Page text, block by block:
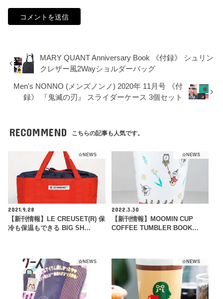
MARY QUANT Anniversary Book 《付録》 シュリン
クレザー風2Wayショルダーバッグ
Men's NONNO (メンズノンノ) 2020年 11月号 《付
録》 『鬼滅の刃』 スライダーケース 3個セット
RECOMMEND こちらの記事も人気です。
☆NEWS
2021.9.28
【新刊情報】LE CREUSET(R) 保
冷も保温もできる BIG SH…
☆NEWS
2022.3.30
【新刊情報】MOOMIN CUP
COFFEE TUMBLER BOOK…
☆NEWS ☆NEWS